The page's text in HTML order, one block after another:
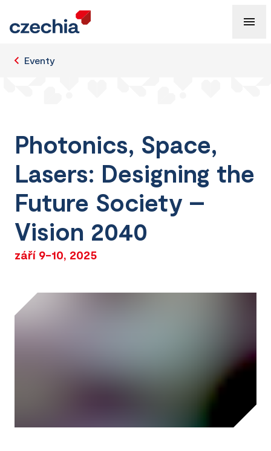
Eventy
Photonics, Space,
Lasers: Designing the
Future Society –
Vision 2040
září 9-10, 2025